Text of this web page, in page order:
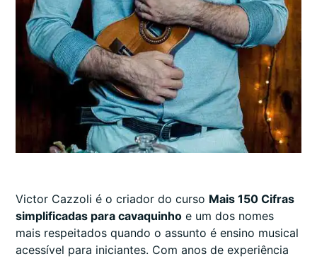
Victor Cazzoli é o criador do curso Mais 150 Cifras
simplificadas para cavaquinho e um dos nomes
mais respeitados quando o assunto é ensino musical
acessível para iniciantes. Com anos de experiência